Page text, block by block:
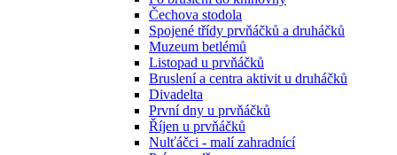
Čechova stodola
Spojené třídy prvňáčků a druháčků
Muzeum betlémů
Listopad u prvňáčků
Bruslení a centra aktivit u druháčků
Divadelta
První dny u prvňáčků
Říjen u prvňáčků
Nulťáčci - malí zahradnící